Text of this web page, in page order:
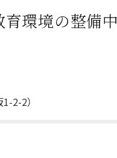
環境の整備
2-2）